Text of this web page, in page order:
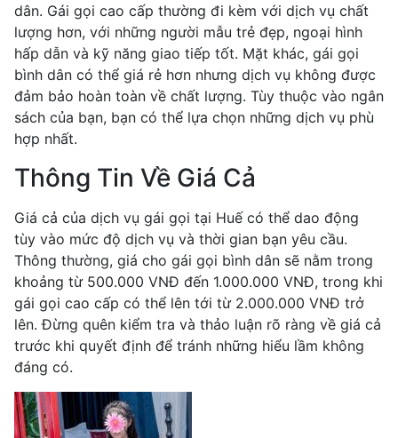
dân. Gái gọi cao cấp thường đi kèm với dịch vụ chất
lượng hơn, với những người mẫu trẻ đẹp, ngoại hình
hấp dẫn và kỹ năng giao tiếp tốt. Mặt khác, gái gọi
bình dân có thể giá rẻ hơn nhưng dịch vụ không được
đảm bảo hoàn toàn về chất lượng. Tùy thuộc vào ngân
sách của bạn, bạn có thể lựa chọn những dịch vụ phù
hợp nhất.
Thông Tin Về Giá Cả
Giá cả của dịch vụ gái gọi tại Huế có thể dao động
tùy vào mức độ dịch vụ và thời gian bạn yêu cầu.
Thông thường, giá cho gái gọi bình dân sẽ nằm trong
khoảng từ 500.000 VNĐ đến 1.000.000 VNĐ, trong khi
gái gọi cao cấp có thể lên tới từ 2.000.000 VNĐ trở
lên. Đừng quên kiểm tra và thảo luận rõ ràng về giá cả
trước khi quyết định để tránh những hiểu lầm không
đáng có.